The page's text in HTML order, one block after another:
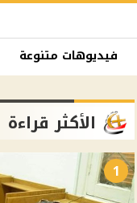
فيديوهات متنوعة
الأكثر قراءة
1